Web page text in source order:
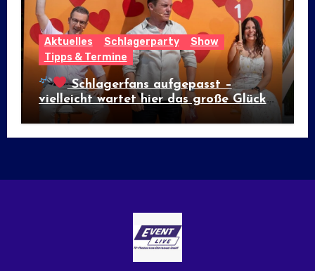
Aktuelles Schlagerparty
Show
Tipps & Termine
Schlagerfans aufgepasst –
vielleicht wartet hier das große Glück!